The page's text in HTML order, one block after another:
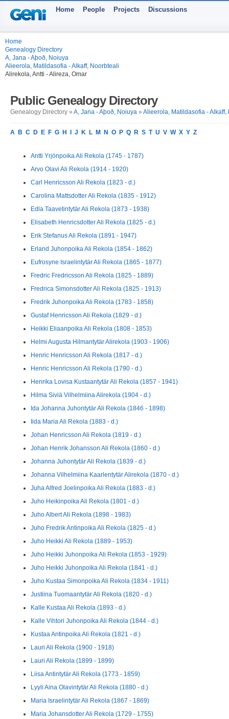
Home People Projects Discussions
Home
Genealogy Directory
A, Jana - Aþoð, Noiuya
Alieerola, Matildasofia - Alkaff, Noorbteali
Alirekola, Antti - Alireza, Omar
Public Genealogy Directory
Genealogy Directory » A, Jana - Aþoð, Noiuya » Alieerola, Matildasofia - Alkaff,
A B C D E F G H J K L M N O P Q R S T U V W X Y Z
Antti Yrjönpoika Ali Rekola (1745 - 1787)
Arvo Olavi Ali Rekola (1914 - 1920)
Carl Henricsson Ali Rekola (1823 - d.)
Carolina Mattsdotter Ali Rekola (1835 - 1912)
Edla Taavetintytär Ali Rekola (1873 - 1938)
Elisabeth Henricsdotter Ali Rekola (1825 - d.)
Erik Stefanus Ali Rekola (1891 - 1947)
Erland Juhonpoika Ali Rekola (1854 - 1862)
Eufrosyne Israelintytär Ali Rekola (1865 - 1877)
Fredric Fredricsson Ali Rekola (1825 - 1889)
Fredrica Simonsdotter Ali Rekola (1825 - 1913)
Fredrik Juhonpoika Ali Rekola (1783 - 1858)
Gustaf Henricsson Ali Rekola (1829 - d.)
Heikki Eliaanpoika Ali Rekola (1808 - 1853)
Helmi Augusta Hilmantytär Alirekola (1903 - 1906)
Henric Henricsson Ali Rekola (1817 - d.)
Henric Henricsson Ali Rekola (1790 - d.)
Henrika Lovisa Kustaantytär Ali Rekola (1857 - 1941)
Hilma Siviä Vilhelmiina Alirekola (1904 - d.)
Ida Johanna Juhontytär Ali Rekola (1846 - 1898)
Iida Maria Ali Rekola (1883 - d.)
Johan Henricsson Ali Rekola (1819 - d.)
Johan Henrik Johansson Ali Rekola (1860 - d.)
Johanna Juhontytär Ali Rekola (1839 - d.)
Johanna Vilhelmiina Kaarlentytär Alirekola (1870 - d.)
Juha Alfred Joelinpoika Ali Rekola (1883 - d.)
Juho Heikinpoika Ali Rekola (1801 - d.)
Juho Albert Ali Rekola (1898 - 1983)
Juho Fredrik Antinpoika Ali Rekola (1825 - d.)
Juho Heikki Ali Rekola (1889 - 1953)
Juho Heikki Juhonpoika Ali Rekola (1853 - 1929)
Juho Heikki Juhonpoika Ali Rekola (1841 - d.)
Juho Kustaa Simonpoika Ali Rekola (1834 - 1911)
Justiina Tuomaantytär Ali Rekola (1820 - d.)
Kalle Kustaa Ali Rekola (1893 - d.)
Kalle Vihtori Juhonpoika Ali Rekola (1844 - d.)
Kustaa Antinpoika Ali Rekola (1821 - d.)
Lauri Ali Rekola (1900 - 1918)
Lauri Ali Rekola (1899 - 1899)
Liisa Antintytär Ali Rekola (1773 - 1859)
Lyyli Aina Olavintytär Ali Rekola (1880 - d.)
Maria Israelintytär Ali Rekola (1867 - 1869)
Maria Johansdotter Ali Rekola (1729 - 1755)